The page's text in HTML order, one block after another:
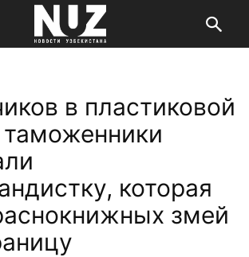
в пластиковой
которая
змей